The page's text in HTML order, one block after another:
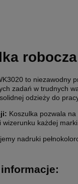
to niezawodny
zadań w trudnych
odzieży do
Koszulka pozwala
każdej marki.
nadruki